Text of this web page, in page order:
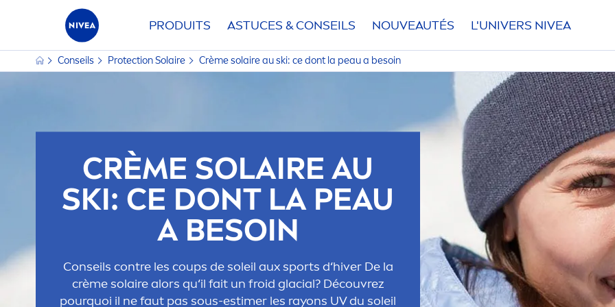
PRODUITS ASTUCES & CONSEILS NOUVEAUTÉS L'UNIVERS NIVEA
Conseils Protection Solaire Crème solaire au ski: ce dont la peau a besoin
CRÈME SOLAIRE AU
SKI: CE DONT LA PEAU
A BESOIN
Conseils contre les coups de soleil aux sports d‘hiver De la
crème solaire alors qu‘il fait un froid glacial? Découvrez
pourquoi il ne faut pas sous-estimer les rayons UV du soleil